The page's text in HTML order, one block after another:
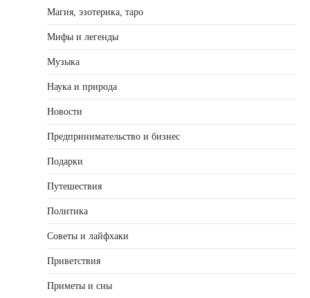
Магия, эзотерика, таро
Мифы и легенды
Музыка
Наука и природа
Новости
Предпринимательство и бизнес
Подарки
Путешествия
Политика
Советы и лайфхаки
Приветствия
Приметы и сны